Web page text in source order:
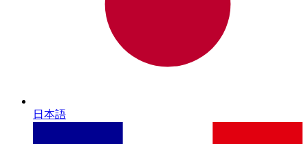
日本語